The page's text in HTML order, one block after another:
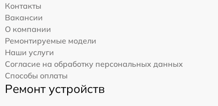
Контакты
Вакансии
О компании
Ремонтируемые модели
Наши услуги
Согласие на обработку персональных данных
Способы оплаты
Ремонт устройств